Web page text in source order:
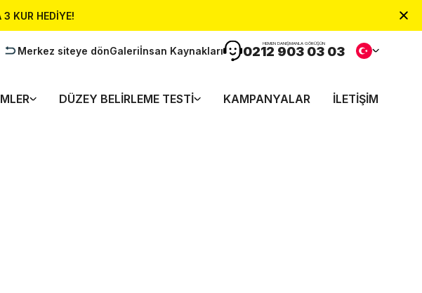
KUR HEDİYE!
Merkez siteye dönGaleriİnsan Kaynakları
HEMEN DANIŞMANLA GÖRÜŞÜN
0212 903 03 03
DÜZEY BELIRLEME TESTI KAMPANYALAR İLETIŞIM